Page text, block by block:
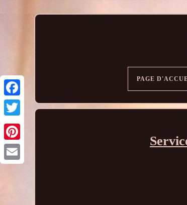
PAGE